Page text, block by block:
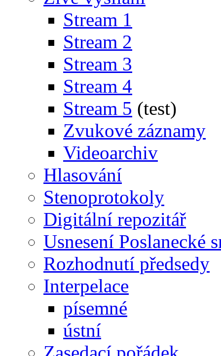
Stream 1
Stream 2
Stream 3
Stream 4
Stream 5 (test)
Zvukové záznamy
Videoarchiv
Hlasování
Stenoprotokoly
Digitální repozitář
Usnesení Poslanecké
Rozhodnutí předsedy
Interpelace
písemné
ústní